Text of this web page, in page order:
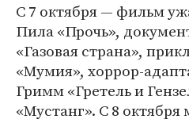
С 7 октября — фильм
Пила «Прочь»,
«Газовая страна»,
«Мумия», хоррор-
Гримм «Гретель и
«Мустанг». С 8